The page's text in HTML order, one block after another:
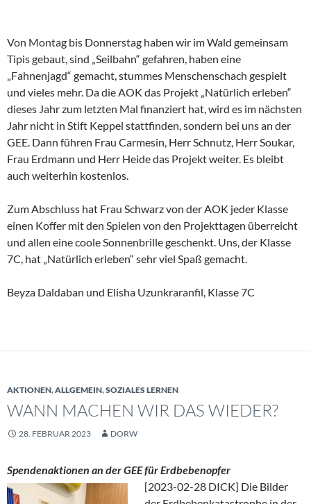
Von Montag bis Donnerstag haben wir im Wald gemeinsam
Tipis gebaut, sind „Seilbahn“ gefahren, haben eine
„Fahnenjagd“ gemacht, stummes Menschenschach gespielt
und vieles mehr. Da die AOK das Projekt „Natürlich erleben“
dieses Jahr zum letzten Mal finanziert hat, wird es im nächsten
Jahr nicht in Stift Keppel stattfinden, sondern bei uns an der
GEE. Dann führen Frau Carmesin, Herr Schnutz, Herr Soukar,
Frau Erdmann und Herr Heide das Projekt weiter. Es bleibt
auch weiterhin kostenlos.
Zum Abschluss hat Frau Schwarz von der AOK jeder Klasse
einen Koffer mit den Spielen von den Projekttagen überreicht
und allen eine coole Sonnenbrille geschenkt. Uns, der Klasse
7C, hat „Natürlich erleben“ sehr viel Spaß gemacht.
Beyza Daldaban und Elisha Uzunkraranfil, Klasse 7C
AKTIONEN,ALLGEMEIN,SOZIALES LERNEN
WANN MACHEN WIR DAS WIEDER?
28. FEBRUAR 2023 DORW
Spendenaktionen an der GEE für Erdbebenopfer
[2023-02-28 DICK] Die Bilder